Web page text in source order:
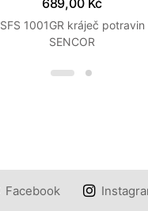
689,00 Kč
SFS 1001GR kráječ potravin
SENCOR
Facebook